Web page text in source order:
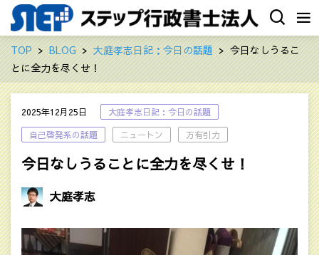
TOP BLOG 大庭孝志日記：今日の話題
今日なしうるこ
とに全力を尽くせ！
2025年12月25日
大庭孝志日記：今日の話題
自己啓発系の話題
ニュートン 万有引力
今日なしうることに全力を尽くせ！
大庭孝志